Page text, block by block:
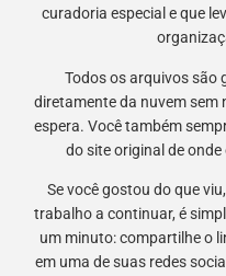
curadoria especial e que
Todos os arquivos são
diretamente da nuvem sem
espera. Você também
do site original de
Se você gostou do que
trabalho a continuar, é
um minuto: compartilhe o
em uma de suas redes